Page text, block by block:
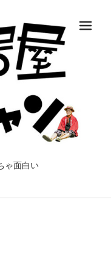
ゃ面白い